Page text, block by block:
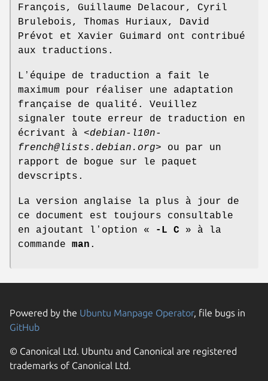
François, Guillaume Delacour, Cyril
Brulebois, Thomas Huriaux, David
Prévot et Xavier Guimard ont contribué
aux traductions.
Lʼéquipe de traduction a fait le
maximum pour réaliser une adaptation
française de qualité. Veuillez
signaler toute erreur de traduction en
écrivant à <debian-l10n-
french@lists.debian.org> ou par un
rapport de bogue sur le paquet
devscripts.
La version anglaise la plus à jour de
ce document est toujours consultable
en ajoutant lʼoption «
-L C » à la
commande man .
Powered by the Ubuntu Manpage Operator, file bugs in
GitHub
© Canonical Ltd. Ubuntu and Canonical are registered
trademarks of Canonical Ltd.